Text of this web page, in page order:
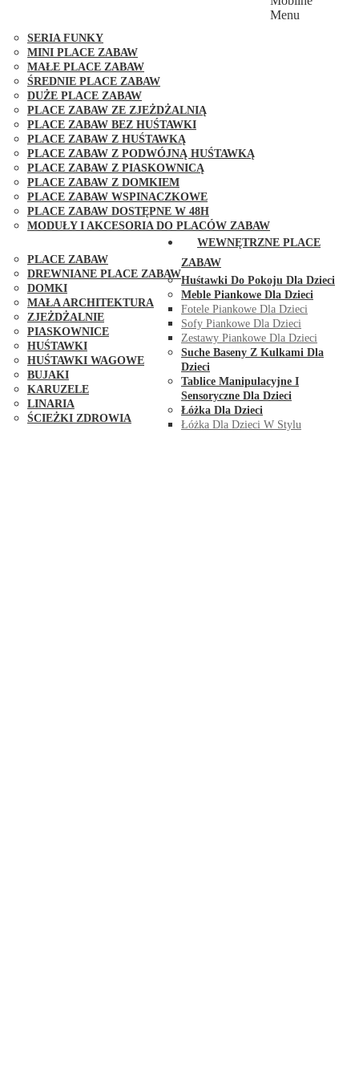
SERIA FUNKY
MINI PLACE ZABAW
MAŁE PLACE ZABAW
ŚREDNIE PLACE ZABAW
DUŻE PLACE ZABAW
PLACE ZABAW ZE ZJEŻDŻALNIĄ
PLACE ZABAW BEZ HUŚTAWKI
PLACE ZABAW Z HUŚTAWKĄ
PLACE ZABAW Z PODWÓJNĄ HUŚTAWKĄ
PLACE ZABAW Z PIASKOWNICĄ
PLACE ZABAW Z DOMKIEM
PLACE ZABAW WSPINACZKOWE
PLACE ZABAW DOSTĘPNE W 48H
MODUŁY I AKCESORIA DO PLACÓW ZABAW
PLACE ZABAW
DREWNIANE PLACE ZABAW
DOMKI
MAŁA ARCHITEKTURA
ZJEŻDŻALNIE
PIASKOWNICE
HUŚTAWKI
HUŚTAWKI WAGOWE
BUJAKI
KARUZELE
LINARIA
ŚCIEŻKI ZDROWIA
Menu
WEWNĘTRZNE PLACE
ZABAW
Huśtawki Do Pokoju Dla Dzieci
Meble Piankowe Dla Dzieci
Fotele Piankowe Dla Dzieci
Sofy Piankowe Dla Dzieci
Zestawy Piankowe Dla Dzieci
Suche Baseny Z Kulkami Dla
Dzieci
Tablice Manipulacyjne I
Sensoryczne Dla Dzieci
Łóżka Dla Dzieci
Łóżka Dla Dzieci W Stylu